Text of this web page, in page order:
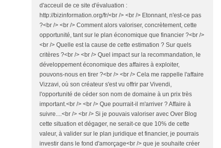
d'acceuil de ce site d'évaluation :
http://bizinformation.org/fr/<br /> <br /> Etonnant, n'est-ce pas
?<br /> <br /> Comment alors valoriser, concrètement, cette
opportunité, tant sur le plan économique que financier ?<br />
<br /> Quelle est la cause de cette estimation ? Sur quels
critères ?<br /> <br /> Quel impact sur la recommandation, le
développement économique des affaires à exploiter,
pouvons-nous en tirer ?<br /> <br /> Cela me rappelle l'affaire
Vizzavi, où son créateur s'est vu offrir par Vivendi,
l'opportunité de céder son nom de domaine à un prix très
important.<br /> <br /> Que pourrait-il m'arriver ? Affaire à
suivre....<br /> <br /> Si je pouvais valoriser avec Over Blog
cette situation et dégager, ne serait-ce que 10% de cette
valeur, à valider sur le plan juridique et financier, je pourrais
investir dans le fond d'amorçage<br /> que je souhaite créer